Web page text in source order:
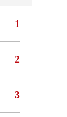
1
2
3